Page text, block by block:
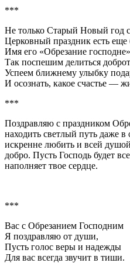
***
Не только Старый Новый год
Церковный праздник есть
Имя его «Обрезание
Так поспешим делиться
Успеем ближнему улыбку
И осознать, какое счастье —
***
Поздравляю с праздником
находить светлый путь даже
искренне любить и всей
добро. Пусть Господь будет
наполняет твое сердце.
***
Вас с Обрезанием Господним
Я поздравляю от души,
Пусть голос веры и надежды
Для вас всегда звучит в тиши.